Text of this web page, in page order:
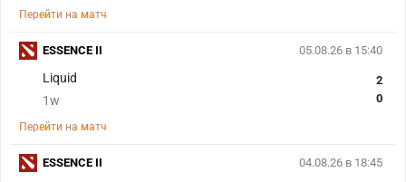
Перейти на матч
05.08.26 в 15:40
Liquid
1w
2
0
Перейти на матч
ESSENCE II
04.08.26 в 18:45
ESSENCE II